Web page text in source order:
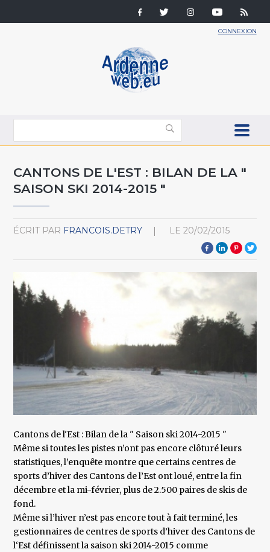
CONNEXION
CANTONS DE L'EST : BILAN DE LA "
SAISON SKI 2014-2015 "
ÉCRIT PAR FRANCOIS.DETRY LE 20/02/2015
Cantons de l'Est : Bilan de la " Saison ski 2014-2015 "
Même si toutes les pistes n’ont pas encore clôturé leurs
statistiques, l’enquête montre que certains centres de
sports d’hiver des Cantons de l’Est ont loué, entre la fin
décembre et la mi-février, plus de 2.500 paires de skis de
fond.
Même si l’hiver n’est pas encore tout à fait terminé, les
gestionnaires de centres de sports d’hiver des Cantons de
l‘Est définissent la saison ski 2014-2015 comme